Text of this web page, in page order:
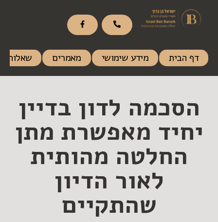
דף הבית מידע שימושי מאמרים שאלות
הסכמה לדון בדיין
יחיד מאפשרת מתן
החלטה מהותית
לאור הדיון
שהתקיים